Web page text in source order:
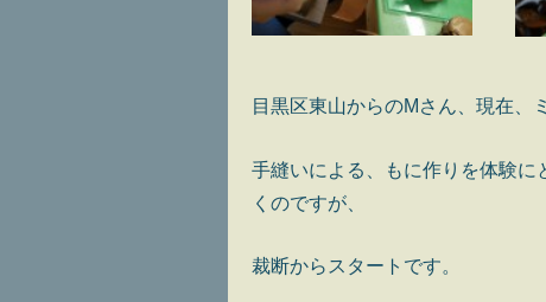
目黒区東山からのMさん、現在、
手縫いによる、もに作りを体験に
くのですが、
裁断からスタートです。